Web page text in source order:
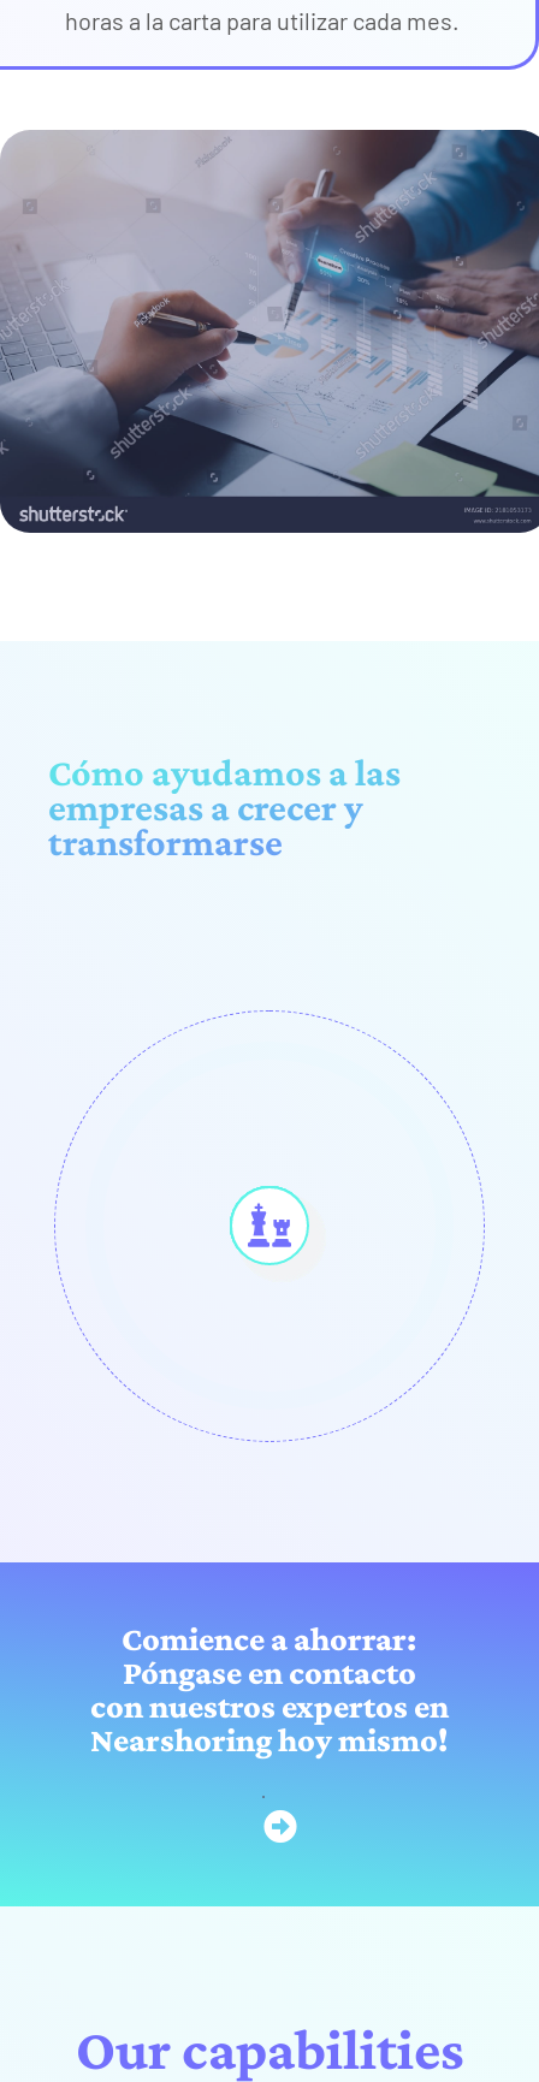
horas a la carta para utilizar cada mes.
Cómo ayudamos a las
empresas a crecer y
transformarse
Comience a ahorrar:
Póngase en contacto
con nuestros expertos en
Nearshoring hoy mismo!
Our capabilities